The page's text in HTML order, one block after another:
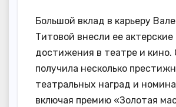
Большой вклад в карьеру
Титовой внесли ее актерские
достижения в театре и кино.
получила несколько
театральных наград и
включая премию «Золотая